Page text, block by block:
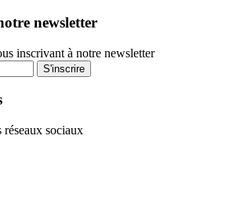
newsletter
inscrivant à notre newsletter
S'inscrire
réseaux sociaux